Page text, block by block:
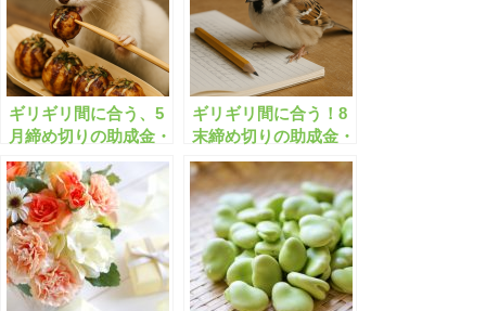
ギリギリ間に合う、5
月締め切りの助成金・
補助金、全165件はこ
ちら！【有料会員限
定】
ギリギリ間に合う！8
末締め切りの助成金・
補助金「全531件」は
こちら！【有料会員限
定】